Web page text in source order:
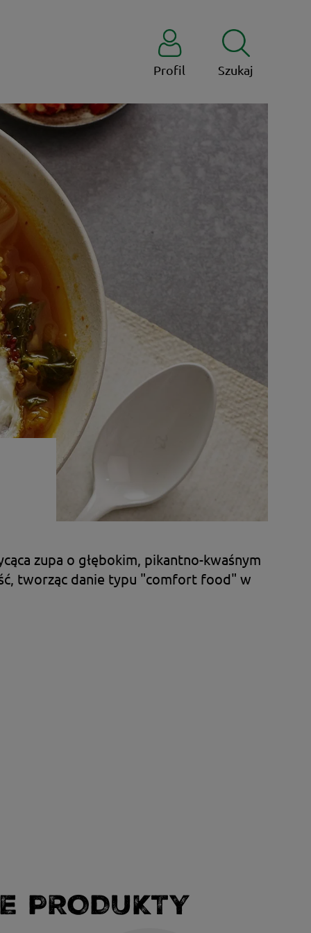
Profil Szukaj
zupa o głębokim, pikantno-kwaśnym
tworząc danie typu "comfort food" w
PRODUKTY